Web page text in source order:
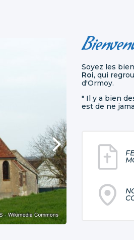
Soyez les
Roi, qui
d'Ormoy.
" Il y a bien
est de ne